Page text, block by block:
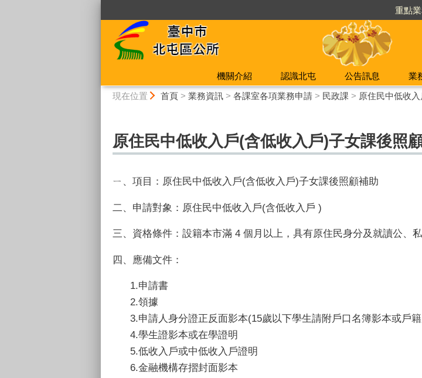
重點
機關介紹 認識北屯 公告訊息 業
現在位置 首頁> 業務資訊> 各課室各項業務申請> 民政課 > 原住民中低收
原住民中低收入戶(含低收入戶)子女課後照
ㄧ、項目：原住民中低收入戶(含低收入戶)子女課後照顧補助
二、申請對象：原住民中低收入戶(含低收入戶 )
三、資格條件：設籍本市滿 4 個月以上，具有原住民身分及就讀公、
四、應備文件：
1.申請書
2.領據
3.申請人身分證正反面影本(15歲以下學生請附戶口名簿影本或戶
4.學生證影本或在學證明
5.低收入戶或中低收入戶證明
6.金融機構存摺封面影本